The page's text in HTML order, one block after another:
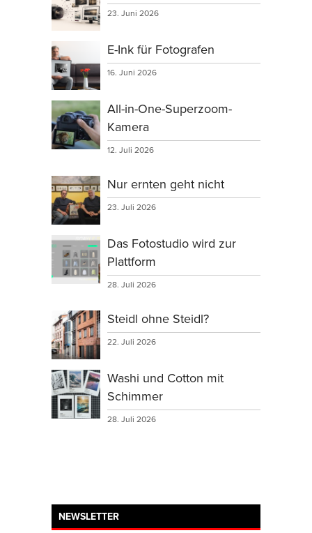
23. Juni 2026
E-Ink für Fotografen
16. Juni 2026
All-in-One-Superzoom-
Kamera
12. Juli 2026
Nur ernten geht nicht
23. Juli 2026
Das Fotostudio wird zur
Plattform
28. Juli 2026
Steidl ohne Steidl?
22. Juli 2026
Washi und Cotton mit
Schimmer
28. Juli 2026
NEWSLETTER